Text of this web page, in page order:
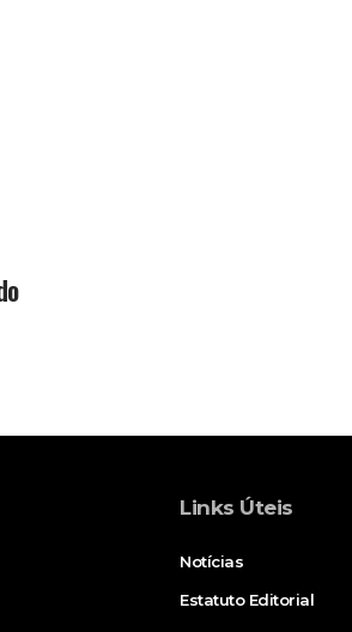
Links Úteis
Notícias
Estatuto Editorial